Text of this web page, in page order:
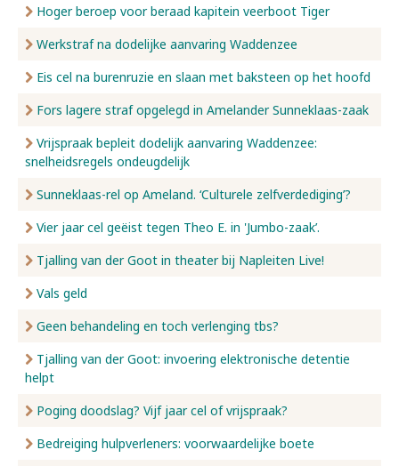
Hoger beroep voor beraad kapitein veerboot Tiger
Werkstraf na dodelijke aanvaring Waddenzee
Eis cel na burenruzie en slaan met baksteen op het hoofd
Fors lagere straf opgelegd in Amelander Sunneklaas-zaak
Vrijspraak bepleit dodelijk aanvaring Waddenzee:
snelheidsregels ondeugdelijk
Sunneklaas-rel op Ameland. ‘Culturele zelfverdediging’?
Vier jaar cel geëist tegen Theo E. in 'Jumbo-zaak’.
Tjalling van der Goot in theater bij Napleiten Live!
Vals geld
Geen behandeling en toch verlenging tbs?
Tjalling van der Goot: invoering elektronische detentie
helpt
Poging doodslag? Vijf jaar cel of vrijspraak?
Bedreiging hulpverleners: voorwaardelijke boete